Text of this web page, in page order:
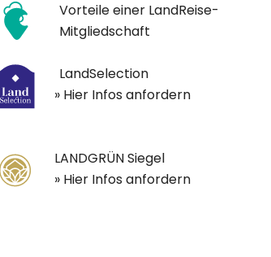
Vorteile einer LandReise-
Mitgliedschaft
LandSelection
» Hier Infos anfordern
LANDGRÜN Siegel
» Hier Infos anfordern